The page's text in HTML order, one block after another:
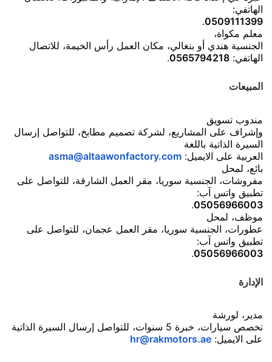
الهاتفي:
0509111399
.
معلم مكواة،
الجنسية هندي أو بنغالي، مكان العمل رأس الخيمة، للاتصال
الهاتفي: 0565794218
.
المبيعات
مندوب تسويق
وإشراف على المشاريع، لشركة تصميم مطابخ، للتواصل إرسال
السيرة الذاتية باللغة
العربية على الايميل: asma@altaawonfactory.com
بائع، لمحل
مفروشات، الجنسية سوريا، مقر العمل الشارقة، للتواصل على
تطبيق واتس آب:
05056966003
.
موظف، لمحل
عطورات، الجنسية سوريا، مقر العمل عجمان، للتواصل على
تطبيق واتس آب:
05056966003
.
الإدارة
مدير، لورشة
تخصص سيارات، خبرة 5 سنوات، للتواصل إرسال السيرة الذاتية
على الايميل: hr@rakmotors.ae